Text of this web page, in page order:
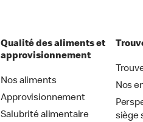
Qualité des aliments et
approvisionnement
Nos aliments
Approvisionnement
Salubrité alimentaire
Nos
siège